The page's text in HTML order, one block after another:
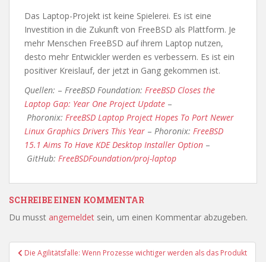
Das Laptop-Projekt ist keine Spielerei. Es ist eine
Investition in die Zukunft von FreeBSD als Plattform. Je
mehr Menschen FreeBSD auf ihrem Laptop nutzen,
desto mehr Entwickler werden es verbessern. Es ist ein
positiver Kreislauf, der jetzt in Gang gekommen ist.
Quellen: – FreeBSD Foundation: FreeBSD Closes the
Laptop Gap: Year One Project Update –
Phoronix: FreeBSD Laptop Project Hopes To Port Newer
Linux Graphics Drivers This Year – Phoronix: FreeBSD
15.1 Aims To Have KDE Desktop Installer Option –
GitHub: FreeBSDFoundation/proj-laptop
SCHREIBE EINEN KOMMENTAR
Du musst angemeldet sein, um einen Kommentar abzugeben.
Beitragsnavigation
Die Agilitätsfalle: Wenn Prozesse wichtiger werden als das Produkt